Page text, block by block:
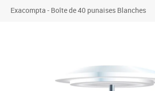
Exacompta - Boîte de 40 punaises Blanches